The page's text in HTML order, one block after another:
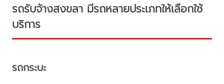
รถรับจ้างสงขลา มีรถหลายประเภทให้เลือกใช้
บริการ
รถกระบะ